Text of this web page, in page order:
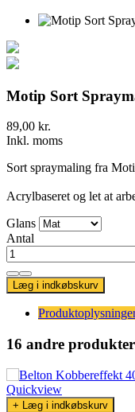
Motip Sort
89,00 kr.
Inkl. moms
Sort spraymaling fra
Acrylbaseret og let at
Glans
Antal
Læg i indkøbskurv
16 andre produkter
Quickview
+ Læg i indkøbskurv